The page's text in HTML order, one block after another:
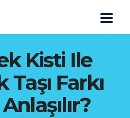
Kisti Ile
Farkı